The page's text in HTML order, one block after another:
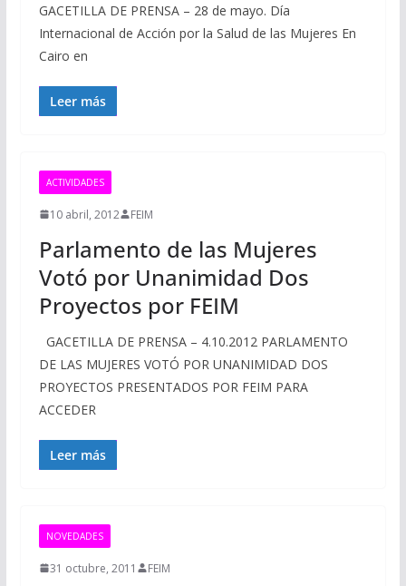
GACETILLA DE PRENSA – 28 de mayo. Día
Internacional de Acción por la Salud de las Mujeres En
Cairo en
Leer más
ACTIVIDADES
10 abril, 2012 FEIM
Parlamento de las Mujeres
Votó por Unanimidad Dos
Proyectos por FEIM
GACETILLA DE PRENSA – 4.10.2012 PARLAMENTO
DE LAS MUJERES VOTÓ POR UNANIMIDAD DOS
PROYECTOS PRESENTADOS POR FEIM PARA
ACCEDER
Leer más
NOVEDADES
31 octubre, 2011 FEIM